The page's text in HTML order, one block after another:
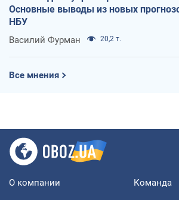
Основные выводы из новых
НБУ
Василий Фурман 20,2 т.
Все мнения
О компании Команда